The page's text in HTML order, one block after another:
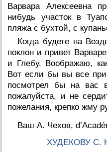
Варвара Алексеевна
нибудь участок в
пляжа с бухтой, с
Когда будете на
поклон и привет
и Глебу. Воображаю,
Вот если бы вы все
посмотрел бы на вас
пожалуйста, и не
пожелания, крепко жму
Ваш А. Чехов,
ХУДЕКОВУ С.